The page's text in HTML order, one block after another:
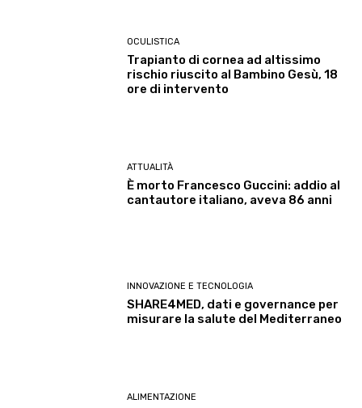
OCULISTICA
Trapianto di cornea ad altissimo
rischio riuscito al Bambino Gesù, 18
ore di intervento
ATTUALITÀ
È morto Francesco Guccini: addio al
cantautore italiano, aveva 86 anni
INNOVAZIONE E TECNOLOGIA
SHARE4MED, dati e governance per
misurare la salute del Mediterraneo
ALIMENTAZIONE